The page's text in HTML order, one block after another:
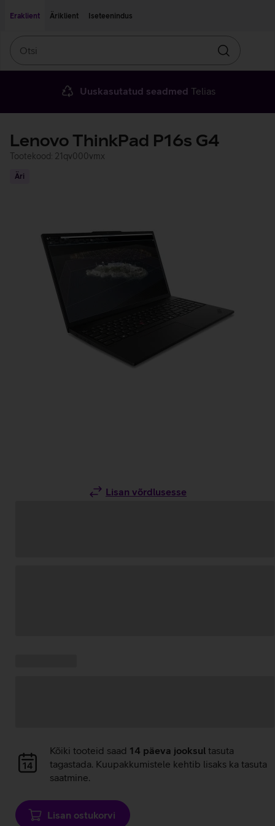
Eraklient
Äriklient Iseteenindus
Otsin
Uuskasutatud seadmed Telias
Lenovo ThinkPad P16s G4
Tootekood: 21qv000vmx
Äri
Lisan võrdlusesse
Andmete
laadimine
Kõiki tooteid saad 14 päeva jooksul tasuta
tagastada. Kuupakkumistele kehtib lisaks ka tasuta
saatmine.
Lisan ostukorvi